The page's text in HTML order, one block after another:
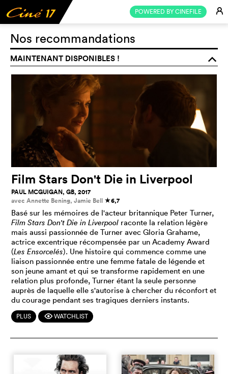
POWERED BY CINEFILE E
Nos recommandations
MAINTENANT DISPONIBLES ! o
Film Stars Don't Die in Liverpool
PAUL MCGUIGAN, GB, 2017
avec Annette Bening, Jamie Bell c6,7
Basé sur les mémoires de l'acteur britannique Peter Turner,
Film Stars Don't Die in Liverpool raconte la relation légère
mais aussi passionnée de Turner avec Gloria Grahame,
actrice excentrique récompensée par un Academy Award
(Les Ensorcelés). Une histoire qui commence comme une
liaison passionnée entre une femme fatale de légende et
son jeune amant et qui se transforme rapidement en une
relation plus profonde, Turner étant la seule personne
auprès de laquelle elle s'autorise à chercher du réconfort et
du courage pendant ses tragiques derniers instants.
PLUS FWATCHLIST